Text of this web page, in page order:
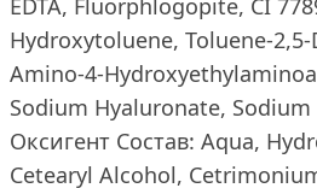
EDTA, Fluorphlogopite, CI
Hydroxytoluene, Toluene-
Amino-4-
Sodium Hyaluronate,
Оксигент Состав: Aqua,
Cetearyl Alcohol,